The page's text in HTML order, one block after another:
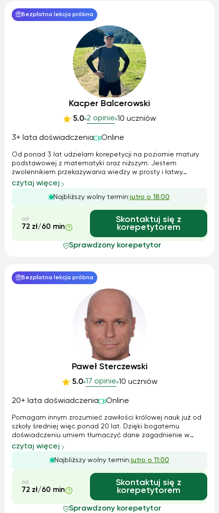
Bezpłatna lekcja próbna
Kacper Balcerowski
5.0 2 opinie 10 uczniów
3+ lata doświadczenia Online
Od ponad 3 lat udzielam korepetycji na poziomie matury
podstawowej z matematyki oraz niższym. Jestem
zwolennikiem przekazywania wiedzy w prosty i łatwy
sposób. Nie lubię niepotrzebnego komplikowania zadań jak
często ma to miejsce w szkole. Wytłumaczę Ci zadanie
krok po kroku, żebyś mogła/mógł wszyst...
czytaj więcej
Najbliższy wolny termin:jutro o 18:00
od
72 zł/60 min
Skontaktuj się z
korepetytorem
Sprawdzony korepetytor
Bezpłatna lekcja próbna
Paweł Sterczewski
5.0 17 opinie 10 uczniów
20+ lata doświadczenia Online
Pomagam innym zrozumieć zawiłości królowej nauk już od
szkoły średniej więc ponad 20 lat. Dzięki bogatemu
doświadczeniu umiem tłumaczyć dane zagadnienie w
bardzo przystępny sposób odnosząc się często do
doświadczeń ucznia i jego zainteresowań. Układam
autorskie zadania "Matematyka w życiu", które po...
czytaj więcej
Najbliższy wolny termin:jutro o 11:00
od
72 zł/60 min
Skontaktuj się z
korepetytorem
Sprawdzony korepetytor